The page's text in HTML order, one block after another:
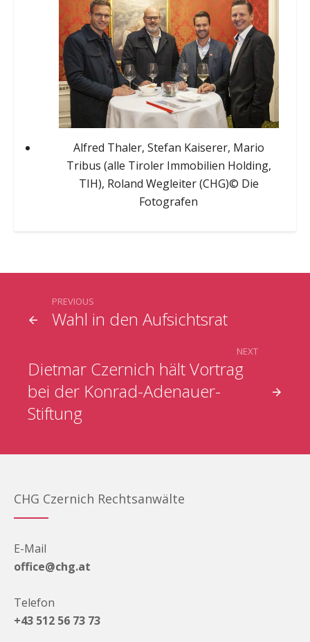
Alfred Thaler, Stefan Kaiserer, Mario
Tribus (alle Tiroler Immobilien Holding,
TIH), Roland Wegleiter (CHG)© Die
Fotografen
Wahl in den Aufsichtsrat
PREVIOUS
Dietmar Czernich hält Vortrag
bei der Konrad-Adenauer-
Stiftung
NEXT
CHG Czernich Rechtsanwälte
E-Mail
office@chg.at
Telefon
+43 512 56 73 73